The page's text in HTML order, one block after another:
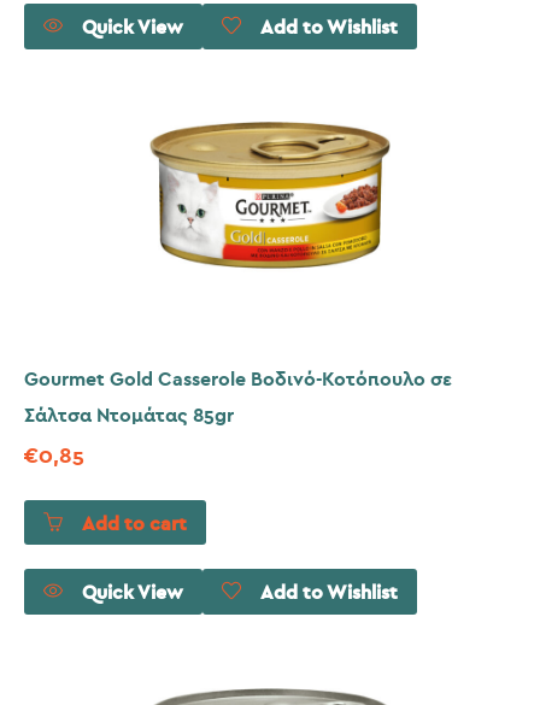
Quick View Add to Wishlist
Gourmet Gold Casserole Βοδινό-Κοτόπουλο σε
Σάλτσα Ντομάτας 85gr
€0,85
Add to cart
Quick View Add to Wishlist